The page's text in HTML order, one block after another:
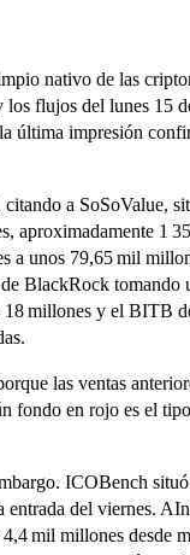
nativo de las
flujos del lunes 15
última impresión
a SoSoValue,
aproximadamente 1
a unos 79,65 mil
BlackRock tomando
millones y el BITB
las ventas
fondo en rojo es el
ICOBench situó
del viernes.
mil millones desde